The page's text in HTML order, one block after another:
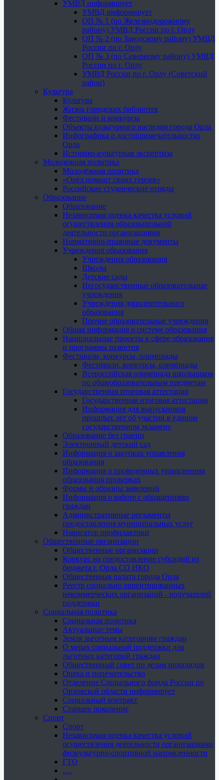
УМВД информирует
УМВД информирует
ОП № 1 (по Железнодорожному
району) УМВД России по г. Орлу
ОП № 2 (по Заводскому району) УМВД
России по г. Орлу
ОП № 3 (по Северному району) УМВД
России по г. Орлу
УМВД России по г. Орлу (Советский
район)
Культура
Культура
Жизнь городских библиотек
Фестивали и конкурсы
Объекты культурного наследия города Орла
Инфографика о достопримечательностях
Орла
Историко-культурная экспертиза
Молодёжная политика
Молодёжная политика
«Орёл помнит своих героев»
Российские студенческие отряды
Образование
Образование
Независимая оценка качества условий
осуществления образовательной
деятельности организациями
Нормативно-правовые документы
Учреждения образования
Учреждения образования
Школы
Детские сады
Негосударственные образовательные
учреждения
Учреждения дополнительного
образования
Прочие образовательные учреждения
Общая информация о системе образования
Национальные проекты в сфере образования
и программы развития
Фестивали, конкурсы, олимпиады
Фестивали, конкурсы, олимпиады
Всероссийская олимпиада школьников
по общеобразовательным предметам
Государственная итоговая аттестация
Государственная итоговая аттестация
Информация для выпускников
прошлых лет об участии в едином
государственном экзамене
Образование без границ
Электронный детский сад
Информация о закупках управления
образования
Информация о проведенных управлением
образования проверках
Формы и образцы заявлений
Информация о работе с обращениями
граждан
Административные регламенты
предоставления муниципальных услуг
Навигатор профилактики
Общественные организации
Общественные организации
Конкурс на предоставление субсидий из
бюджета г. Орла СО НКО
Общественная палата города Орла
Реестр социально ориентированных
некоммерческих организаций - получателей
поддержки
Социальная политика
Социальная политика
Актуальные темы
Земля льготным категориям граждан
О мерах социальной поддержки для
льготных категорий граждан
Общественный совет по делам инвалидов
Опека и попечительство
Отделение Социального фонда России по
Орловской области информирует
Социальный контракт
Старшее поколение
Спорт
Спорт
Независимая оценка качества условий
осуществления деятельности организациями
физкультурно-спортивной направленности
ГТО
.....